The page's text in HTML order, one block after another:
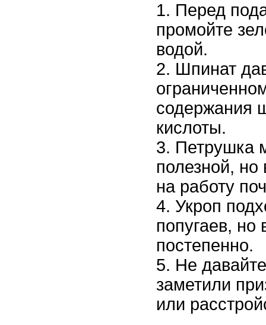
Перед
промойте
водой.
Шпинат
содержания
кислоты.
Петрушка
полезной, но
на работу
Укроп
попугаев, но
постепенно.
Не
заметили
или